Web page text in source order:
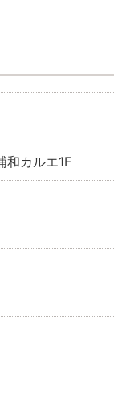
カルエ1F